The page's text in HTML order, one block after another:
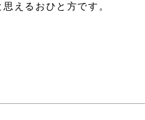
えるおひと方です。